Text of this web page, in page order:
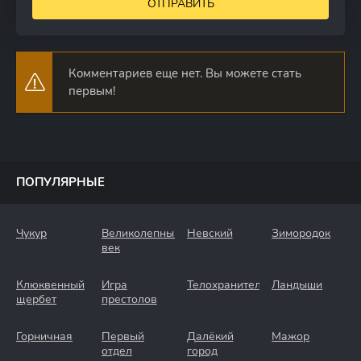
ОТПРАВИТЬ
Комментариев еще нет. Вы можете стать
первым!
ПОПУЛЯРНЫЕ
Чукур
Великолепный
век
Невский Зимородок
Клюквенный
щербет
Игра
престолов
Телохранители Ландыши
Горничная
Первый
отдел
Далёкий
город
Мажор